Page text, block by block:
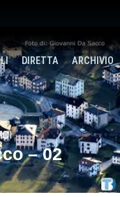
DIRETTA ARCHIVIO
– 02